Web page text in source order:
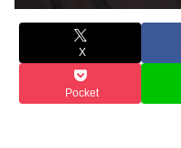
X
Pocket